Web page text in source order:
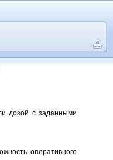
дозой с заданными
оперативного